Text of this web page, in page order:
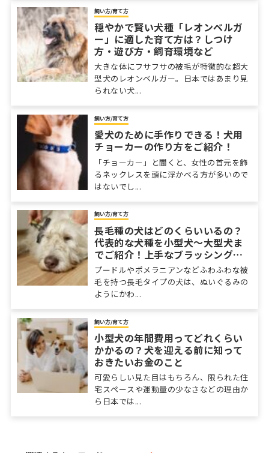
飼い方/育て方
穏やかで賢い犬種「レオンベルガ
ー」に適した育て方は？しつけ
方・遊び方・飼育環境など
大きな体にフサフサの被毛が特徴的な超大
型犬のレオンベルガー。日本ではあまり見
られない犬...
飼い方/育て方
愛犬のために手作りできる！犬用
チョーカーの作り方をご紹介！
「チョーカー」と聞くと、女性の首元を飾
るネックレスを頭に浮かべる方が多いので
はないでし...
飼い方/育て方
長毛種の犬はどのくらいいるの？
代表的な犬種を小型犬～大型犬ま
でご紹介！上手なブラッシングの
コツを伝授！
プードルやポメラニアンなどふわふわな被
毛を持つ長毛タイプの犬は、ぬいぐるみの
ようにかわ...
飼い方/育て方
小型犬の年間費用ってどれくらい
かかるの？犬を迎える前に知って
おきたいお金のこと
可愛らしい見た目はもちろん、限られた住
宅スペースや運動量の少なさなどの理由か
ら日本では...